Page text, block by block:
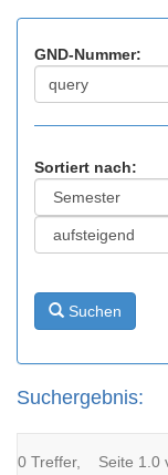
GND-Nummer:
Sortiert nach:
Suchen
Suchergebnis:
0 Treffer, Seite 1.0